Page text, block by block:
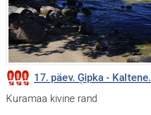
17. päev. Ģipka - Kaltene.
Kuramaa kivine rand